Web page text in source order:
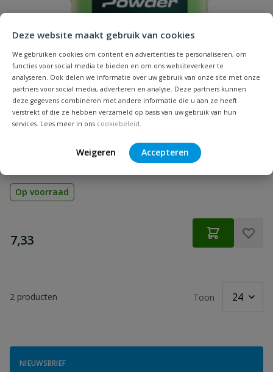
Deze website maakt gebruik van cookies
We gebruiken cookies om content en advertenties te personaliseren, om
functies voor social media te bieden en om ons websiteverkeer te
analyseren. Ook delen we informatie over uw gebruik van onze site met onze
partners voor social media, adverteren en analyse. Deze partners kunnen
deze gegevens combineren met andere informatie die u aan ze heeft
verstrekt of die ze hebben verzameld op basis van uw gebruik van hun
services. Lees meer in ons cookiebeleid.
Weigeren Accepteren
Pica 2030 Powder Navulling - Groen
Groen-fluorescerend krijtpoeder navulling speciaal ontwikkeld
voor de Pica Powder 2020 spraymarker | 3 volledige
Op voorraad
€
7,33
2 producten Toon
NIEUWSBRIEF